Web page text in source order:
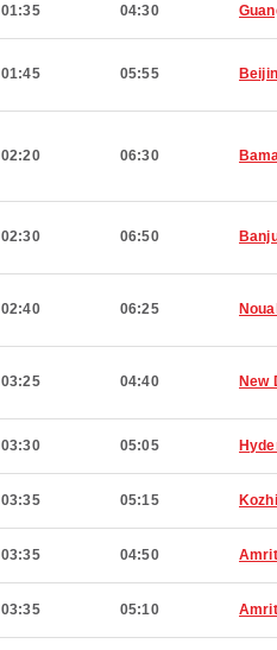
01:35 04:30
01:45 05:55
02:20 06:30
02:30 06:50
02:40 06:25
03:25 04:40 New
03:30 05:05
03:35 05:15
03:35 04:50
03:35 05:10